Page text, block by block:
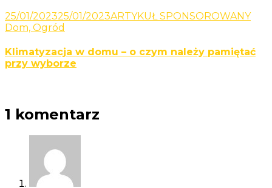
25/01/202325/01/2023ARTYKUŁ SPONSOROWANY
Dom, Ogród
Klimatyzacja w domu – o czym należy pamiętać
przy wyborze
1 komentarz